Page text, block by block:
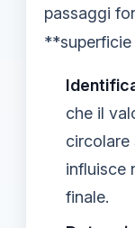
passaggi
che il
circolare
influisce
finale.